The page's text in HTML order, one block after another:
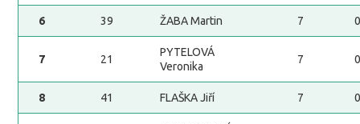
6 39 ŽABA Martin 7
7 21
PYTELOVÁ
Veronika
7
8 41 FLAŠKA Jiří 7